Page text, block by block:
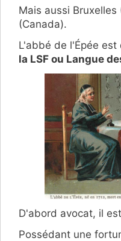
Mais aussi
(Canada).
L'abbé de l'Épée est
la LSF ou Langue
D'abord avocat, il
Possédant une